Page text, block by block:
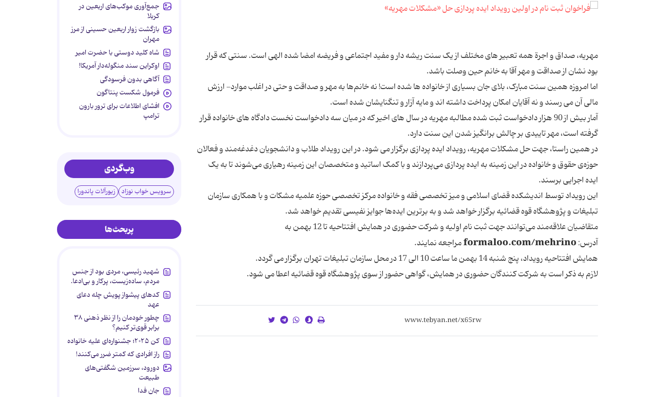
مهریه، صداق و اجرة همه تعبیر های مختلف از یک سنت ریشه دار و مفید اجتماعی و فریضه امضا شده الهی است. سنتی که قرار
بود نشان از صداقت و مهر آقا به خانم حین وصلت باشد.
اما امروزه همین سنت مبارک، بلای جان بسیاری از خانواده ها شده است! نه خانم‌ها به مهر و صداقت و حتی در اغلب موارد- ارزش
مالی آن می رسند و نه آقایان امکان پرداخت داشته اند و مایه آزار و تنگنایشان شده است.
آمار بیش از 90 هزار دادخواست ثبت شده مطالبه مهریه در سال های اخیر که در میان سه دادخواست نخست دادگاه های خانواده قرار
گرفته است، مهر تاییدی بر چالش برانگیز شدن این سنت دارد.
در همین راستا، جهت حل مشکلات مهریه، رویداد ایده پردازی برگزار می شود. در این رویداد طلاب و دانشجویان دغدغه‌مند و فعالان
حوزه‌ی حقوق و خانواده در این زمینه به ایده پردازی می‌پردازند و با کمک اساتید و متخصصان این زمینه رهیاری می‌شوند تا به یک
ایده اجرایی برسند.
این رویداد توسط اندیشکده قضای اسلامی و میز تخصصی فقه و خانواده مرکز تخصصی حوزه علمیه مشکات و با همکاری سازمان
تبلیغات و پژوهشگاه قوه قضائیه برگزار خواهد شد و به برترین ایده‌ها جوایز نفیسی تقدیم خواهد شد.
متقاضیان علاقه‌مند می‌توانند جهت ثبت نام اولیه و شرکت حضوری در همایش افتتاحیه تا 12 بهمن به
آدرس:formaloo.com/mehrinoمراجعه نمایند.
همایش افتتاحیه رویداد، پنج شنبه 14 بهمن ما ساعت 10 الی 17 در محل سازمان تبلیغات تهران برگزار می گردد.
لازم به ذکر است به شرکت کنندگان حضوری در همایش، گواهی حضور از سوی پژوهشگاه قوه قضائیه اعطا می شود.
جمع‌آوری موکب‌های اربعین در
کربلا
بازگشت زوار اربعین حسینی از مرز
مهران
شاه کلید دوستی با حضرت امیر
اوکراین سند منگوله‌دار آمریکا!
آگاهی بدون فرسودگی
فرمول شکست پنتاگون
افشای اطلاعات برای ترور بارون
ترامپ
وب‌گردی
سرویس خواب نوزاد زیورآلات پاندورا
پربحث‌ها
شهید رئیسی، مردی بود از جنس
مردم، ساده‌زیست، پرکار و بی‌ادعا.
کدهای پیشواز پویش چله دعای
عهد
چطور خودمان را از نظر ذهنی ۳۸
برابر قوی‌تر کنیم؟
کن ۲۰۲۵؛ جشنواره‌ای علیه خانواده
راز افرادی که کمتر ضرر می‌کنند!
دورود، سرزمین شگفتی‌های
طبیعت
جان فدا